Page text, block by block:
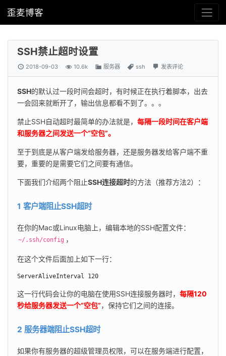
歪麦博客
SSH禁止超时设置
2018-09-03 10.6k 服务器 ssh 发表评论
SSH的默认过一段时间会超时，有时候正在执行着脚本，出去
一会回来就断开了，输出信息都看不到了。。。
禁止SSH自动超时最简单的办法就是， 每隔一段时间在客户端
和服务器之间发送一个“空包”。
至于到底是从客户端发给服务器，还是服务器发给客户端不重
要，重要的是需要它们之间要有通信。
下面我们介绍两个阻止SSH连接超时的方法（推荐方法2）：
1 客户端阻止SSH超时
在你的Mac或Linux电脑上，编辑本地的SSH配置文件：
~/.ssh/config ，
在这个文件后面加上如下一行：
ServerAliveInterval 120
这一行代码会让你的电脑在使用SSH连接服务器时， 每隔120
秒给服务器发送一个“空包”，保持它们之间的连接。
2 服务器端阻止SSH超时
如果你有服务器的超级管理员权限，可以在服务端进行配置，